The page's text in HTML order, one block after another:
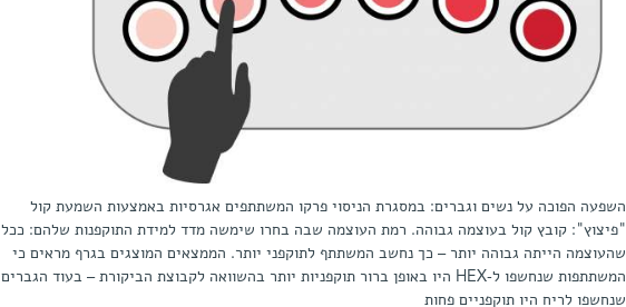
השפעה הפוכה על נשים וגברים: במסגרת הניסוי פרקו המשתתפים אגרסיות באמצעות השמעת קול
"פיצוץ": קובץ קול בעוצמה גבוהה. רמת העוצמה שבה בחרו שימשה מדד למידת התוקפנות שלהם: ככל
שהעוצמה הייתה גבוהה יותר – כך נחשב המשתתף לתוקפני יותר. הממצאים המוצגים בגרף מראים כי
המשתתפות שנחשפו ל-HEX היו באופן ברור תוקפניות יותר בהשוואה לקבוצת הביקורת – בעוד הגברים
שנחשפו לריח היו תוקפניים פחות